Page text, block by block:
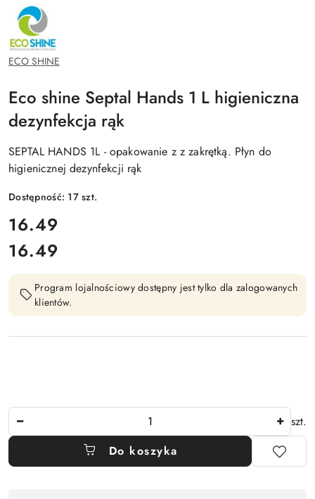
NAZWA
PRODUCENTA:
ECO
SHINE
ECO SHINE
Eco shine Septal Hands 1 L higieniczna
dezynfekcja rąk
SEPTAL HANDS 1L - opakowanie z z zakrętką. Płyn do
higienicznej dezynfekcji rąk
Dostępność: 17szt.
cena:
16.49
Cena:
16.49
Program lojalnościowy dostępny jest tylko dla zalogowanych
klientów.
szt.
Do koszyka